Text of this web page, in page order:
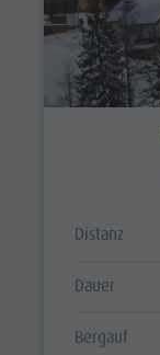
Distanz
Dauer
Bergauf